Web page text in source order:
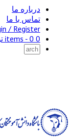
درباره ما
تماس با ما
/ Register
0 items -
0